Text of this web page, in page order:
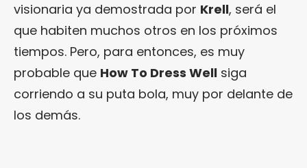
visionaria ya demostrada por Krell, será el
que habiten muchos otros en los próximos
tiempos. Pero, para entonces, es muy
probable que How To Dress Well siga
corriendo a su puta bola, muy por delante de
los demás.